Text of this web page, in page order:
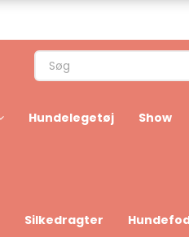
Hundelegetøj Show
Silkedragter